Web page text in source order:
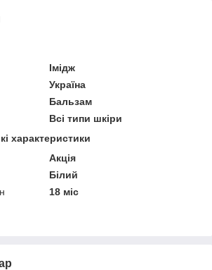
Імідж
Україна
Бальзам
Всі типи шкіри
характеристики
Акція
Білий
18 міс